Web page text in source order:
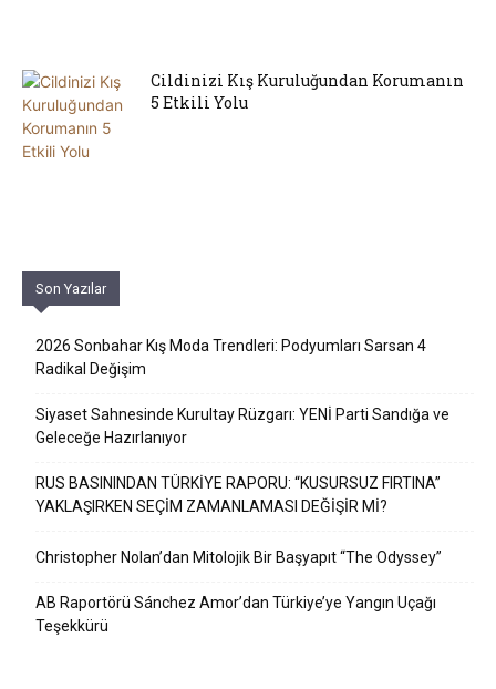
Cildinizi Kış Kuruluğundan Korumanın
5 Etkili Yolu
Son Yazılar
2026 Sonbahar Kış Moda Trendleri: Podyumları Sarsan 4
Radikal Değişim
Siyaset Sahnesinde Kurultay Rüzgarı: YENİ Parti Sandığa ve
Geleceğe Hazırlanıyor
RUS BASININDAN TÜRKİYE RAPORU: “KUSURSUZ FIRTINA”
YAKLAŞIRKEN SEÇİM ZAMANLAMASI DEĞİŞİR Mİ?
Christopher Nolan’dan Mitolojik Bir Başyapıt “The Odyssey”
AB Raportörü Sánchez Amor’dan Türkiye’ye Yangın Uçağı
Teşekkürü